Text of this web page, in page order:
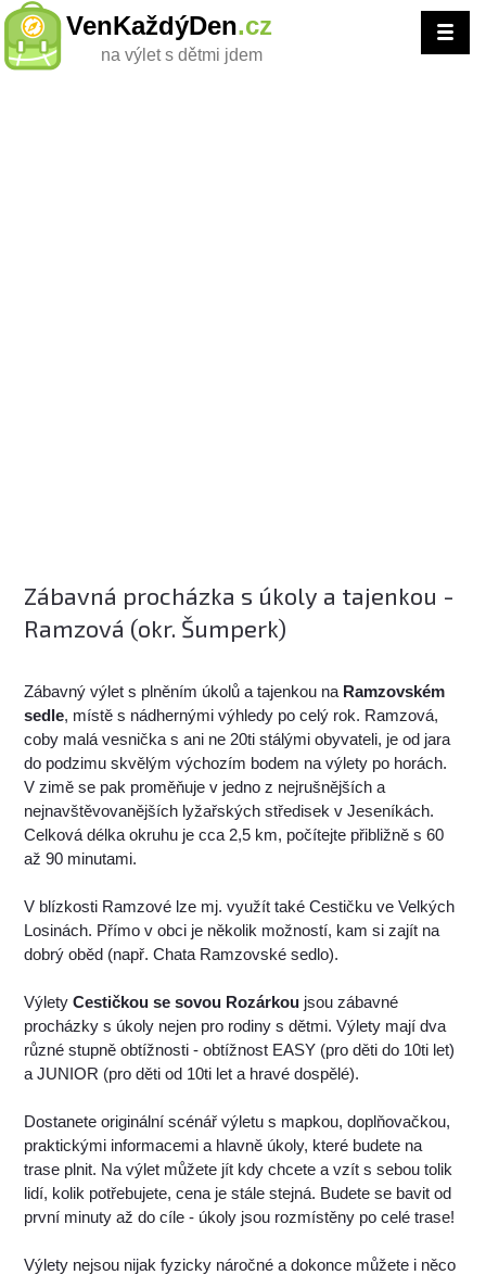
VenKaždýDen.cz
na výlet s dětmi jdem
Zábavná procházka s úkoly a tajenkou -
Ramzová (okr. Šumperk)
Zábavný výlet s plněním úkolů a tajenkou na Ramzovském
sedle, místě s nádhernými výhledy po celý rok. Ramzová,
coby malá vesnička s ani ne 20ti stálými obyvateli, je od jara
do podzimu skvělým výchozím bodem na výlety po horách.
V zimě se pak proměňuje v jedno z nejrušnějších a
nejnavštěvovanějších lyžařských středisek v Jeseníkách.
Celková délka okruhu je cca 2,5 km, počítejte přibližně s 60
až 90 minutami.
V blízkosti Ramzové lze mj. využít také Cestičku ve Velkých
Losinách. Přímo v obci je několik možností, kam si zajít na
dobrý oběd (např. Chata Ramzovské sedlo).
VýletyCestičkou se sovou Rozárkou jsou zábavné
procházky s úkoly nejen pro rodiny s dětmi. Výlety mají dva
různé stupně obtížnosti - obtížnost EASY (pro děti do 10ti let)
a JUNIOR (pro děti od 10ti let a hravé dospělé).
Dostanete originální scénář výletu s mapkou, doplňovačkou,
praktickými informacemi a hlavně úkoly, které budete na
trase plnit. Na výlet můžete jít kdy chcete a vzít s sebou tolik
lidí, kolik potřebujete, cena je stále stejná. Budete se bavit od
první minuty až do cíle - úkoly jsou rozmístěny po celé trase!
Výlety nejsou nijak fyzicky náročné a dokonce můžete i něco